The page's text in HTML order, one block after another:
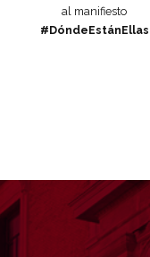
al manifiesto
#DóndeEstánEllas